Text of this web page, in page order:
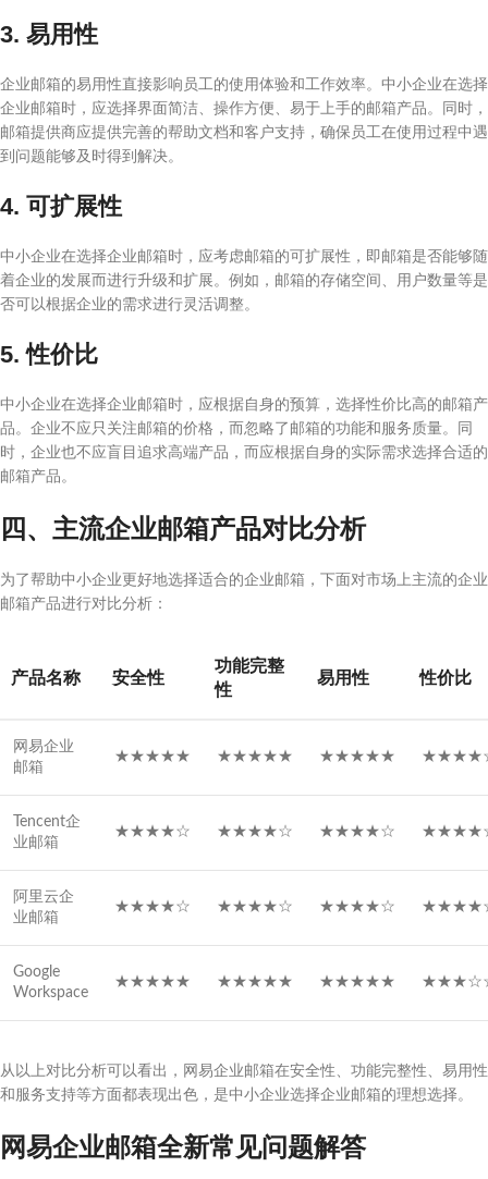
3. 易用性
企业邮箱的易用性直接影响员工的使用体验和工作效率。中小企业在选择
企业邮箱时，应选择界面简洁、操作方便、易于上手的邮箱产品。同时，
邮箱提供商应提供完善的帮助文档和客户支持，确保员工在使用过程中遇
到问题能够及时得到解决。
4. 可扩展性
中小企业在选择企业邮箱时，应考虑邮箱的可扩展性，即邮箱是否能够随
着企业的发展而进行升级和扩展。例如，邮箱的存储空间、用户数量等是
否可以根据企业的需求进行灵活调整。
5. 性价比
中小企业在选择企业邮箱时，应根据自身的预算，选择性价比高的邮箱产
品。企业不应只关注邮箱的价格，而忽略了邮箱的功能和服务质量。同
时，企业也不应盲目追求高端产品，而应根据自身的实际需求选择合适的
邮箱产品。
四、主流企业邮箱产品对比分析
为了帮助中小企业更好地选择适合的企业邮箱，下面对市场上主流的企业
邮箱产品进行对比分析：
产品名称 安全性
功能完整
性
易用性 性价比
网易企业
邮箱
★★★★★ ★★★★★ ★★★★★
Tencent企
业邮箱
★★★★☆ ★★★★☆ ★★★★☆
阿里云企
业邮箱
★★★★☆ ★★★★☆ ★★★★☆
Google
Workspace
★★★★★ ★★★★★ ★★★★★
从以上对比分析可以看出，网易企业邮箱在安全性、功能完整性、易用性
和服务支持等方面都表现出色，是中小企业选择企业邮箱的理想选择。
网易企业邮箱全新常见问题解答